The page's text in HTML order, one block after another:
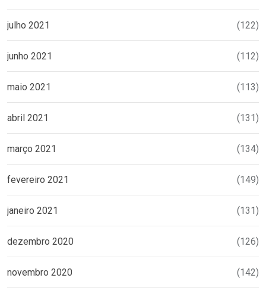
julho 2021 (122)
junho 2021 (112)
maio 2021 (113)
abril 2021 (131)
março 2021 (134)
fevereiro 2021 (149)
janeiro 2021 (131)
dezembro 2020 (126)
novembro 2020 (142)